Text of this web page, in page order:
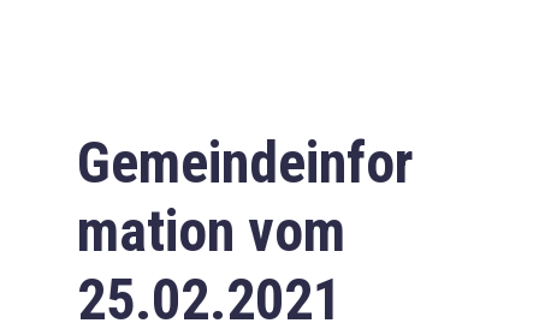
Downloads
Impressum
Datenschutzerklärung
Gemeindeinfor
mation vom
25.02.2021